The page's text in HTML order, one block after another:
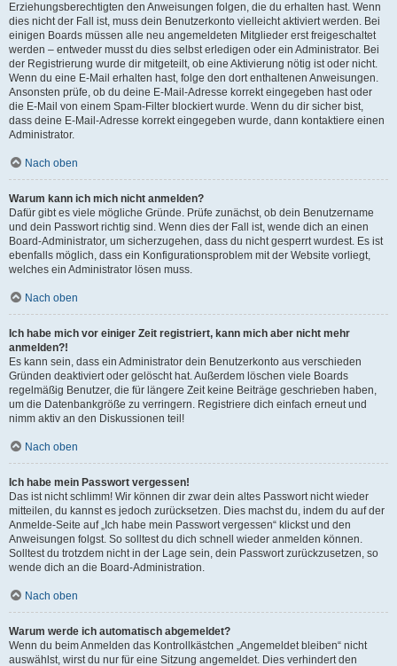
Erziehungsberechtigten den Anweisungen folgen, die du erhalten hast. Wenn
dies nicht der Fall ist, muss dein Benutzerkonto vielleicht aktiviert werden. Bei
einigen Boards müssen alle neu angemeldeten Mitglieder erst freigeschaltet
werden – entweder musst du dies selbst erledigen oder ein Administrator. Bei
der Registrierung wurde dir mitgeteilt, ob eine Aktivierung nötig ist oder nicht.
Wenn du eine E-Mail erhalten hast, folge den dort enthaltenen Anweisungen.
Ansonsten prüfe, ob du deine E-Mail-Adresse korrekt eingegeben hast oder
die E-Mail von einem Spam-Filter blockiert wurde. Wenn du dir sicher bist,
dass deine E-Mail-Adresse korrekt eingegeben wurde, dann kontaktiere einen
Administrator.
Nach oben
Warum kann ich mich nicht anmelden?
Dafür gibt es viele mögliche Gründe. Prüfe zunächst, ob dein Benutzername
und dein Passwort richtig sind. Wenn dies der Fall ist, wende dich an einen
Board-Administrator, um sicherzugehen, dass du nicht gesperrt wurdest. Es ist
ebenfalls möglich, dass ein Konfigurationsproblem mit der Website vorliegt,
welches ein Administrator lösen muss.
Nach oben
Ich habe mich vor einiger Zeit registriert, kann mich aber nicht mehr
anmelden?!
Es kann sein, dass ein Administrator dein Benutzerkonto aus verschieden
Gründen deaktiviert oder gelöscht hat. Außerdem löschen viele Boards
regelmäßig Benutzer, die für längere Zeit keine Beiträge geschrieben haben,
um die Datenbankgröße zu verringern. Registriere dich einfach erneut und
nimm aktiv an den Diskussionen teil!
Nach oben
Ich habe mein Passwort vergessen!
Das ist nicht schlimm! Wir können dir zwar dein altes Passwort nicht wieder
mitteilen, du kannst es jedoch zurücksetzen. Dies machst du, indem du auf der
Anmelde-Seite auf „Ich habe mein Passwort vergessen“ klickst und den
Anweisungen folgst. So solltest du dich schnell wieder anmelden können.
Solltest du trotzdem nicht in der Lage sein, dein Passwort zurückzusetzen, so
wende dich an die Board-Administration.
Nach oben
Warum werde ich automatisch abgemeldet?
Wenn du beim Anmelden das Kontrollkästchen „Angemeldet bleiben“ nicht
auswählst, wirst du nur für eine Sitzung angemeldet. Dies verhindert den